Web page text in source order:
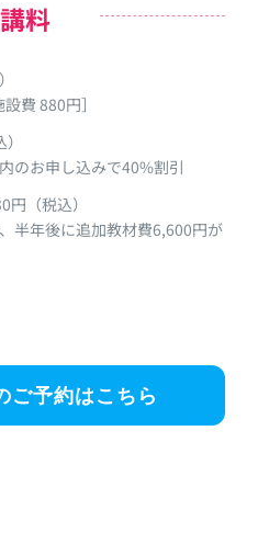
料
費 880円］
のお申し込みで40%割引
（税込）
半年後に追加教材費6,600円が
ご予約はこちら